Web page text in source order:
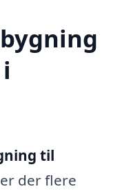
til
der flere